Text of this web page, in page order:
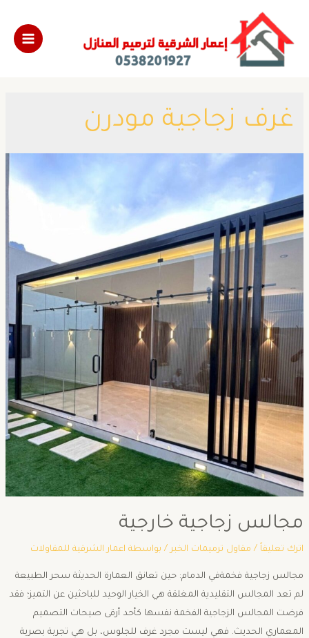
غرف زجاجية مودرن
مجالس زجاجية خارجية
اترك تعليقاً / مقاول ترميمات الخبر / بواسطة اعمار الشرقية للمقاولات
مجالس زجاجية فخمةفي الدمام: حين تعانق العمارة الحديثة سحر الطبيعة ​
لم تعد المجالس التقليدية المغلقة هي الخيار الوحيد للباحثين عن التميز؛ فقد
فرضت المجالس الزجاجية الفخمة نفسها كأحد أرقى صيحات التصميم
المعماري الحديث. فهي ليست مجرد غرف للجلوس، بل هي تجربة بصرية